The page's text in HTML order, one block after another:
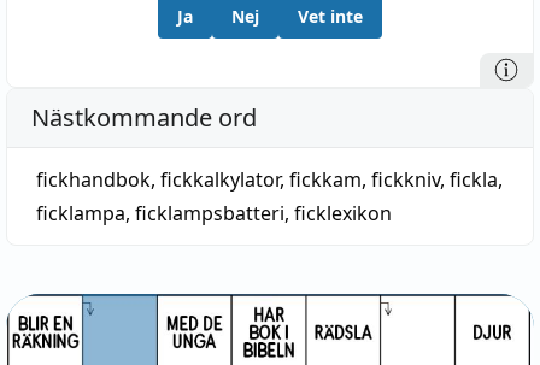
Ja Nej Vet inte
Nästkommande ord
fickhandbok, fickkalkylator, fickkam, fickkniv, fickla,
ficklampa, ficklampsbatteri, ficklexikon